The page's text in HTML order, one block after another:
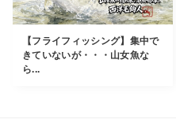
【フライフィッシング】集中で
きていないが・・・山女魚な
ら...